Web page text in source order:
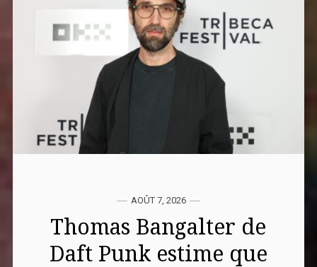
AOÛT 7, 2026
Thomas Bangalter de
Daft Punk estime que